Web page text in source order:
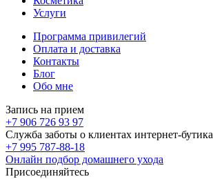
Услуги
Программа привилегий
Оплата и доставка
Контакты
Блог
Обо мне
Запись на прием
+7 906 726 93 97
Служба заботы о клиентах интернет-бутика
+7 995 787-88-18
Онлайн подбор домашнего ухода
Присоединяйтесь